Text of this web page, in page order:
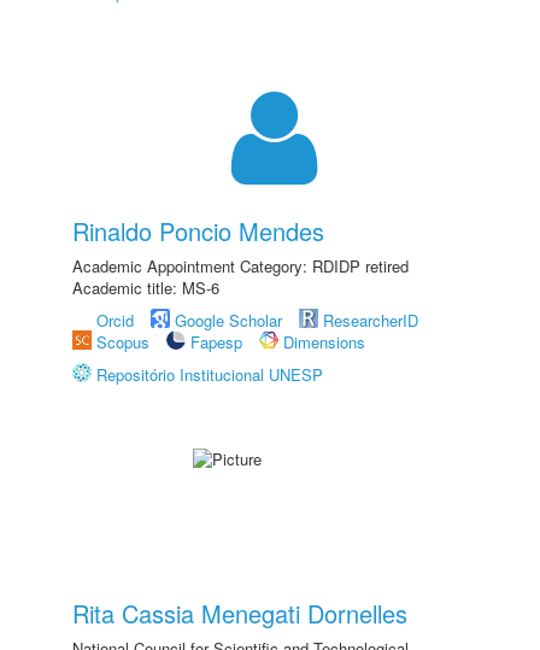
Rinaldo Poncio Mendes
Academic Appointment Category: RDIDP retired
Academic title: MS-6
Orcid
Google Scholar
ResearcherID
Scopus
Fapesp
Dimensions
Repositório Institucional UNESP
Rita Cassia Menegati Dornelles